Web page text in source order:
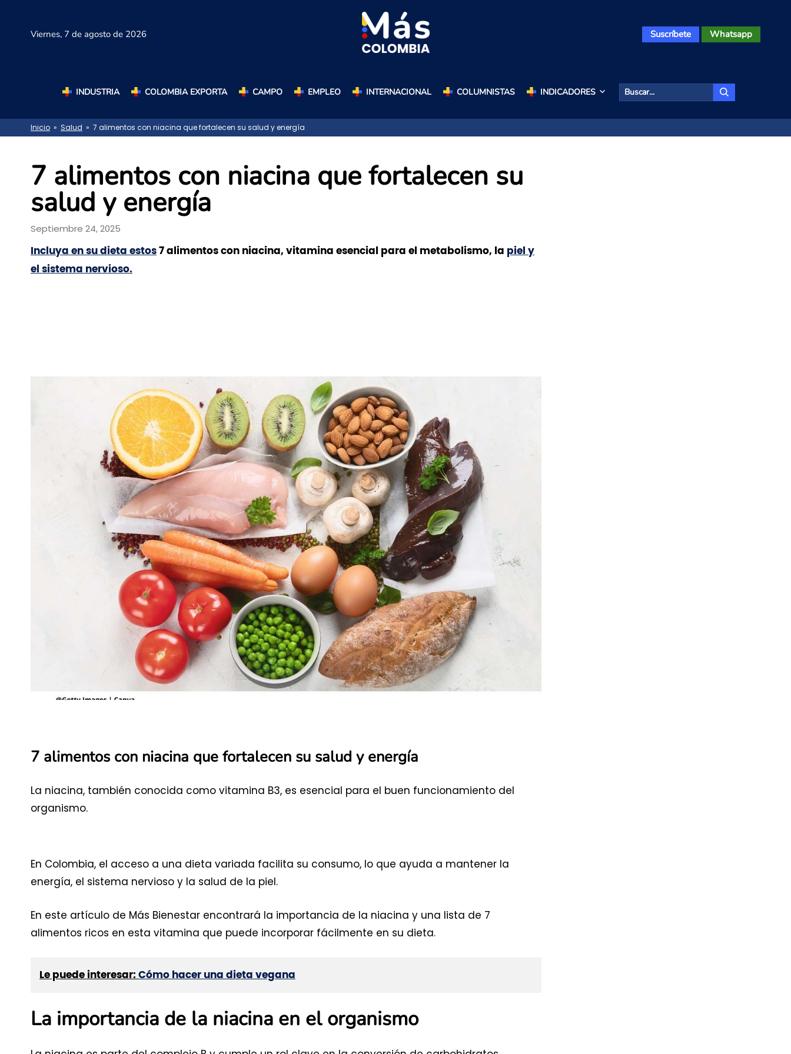
Viernes, 7 de agosto de 2026 Suscríbete Whatsapp
INDUSTRIA COLOMBIA EXPORTA CAMPO EMPLEO INTERNACIONAL COLUMNISTAS INDICADORES
Inicio » Salud » 7 alimentos con niacina que fortalecen su salud y energía
7 alimentos con niacina que fortalecen su
salud y energía
Septiembre 24, 2025
Incluya en su dieta estos 7 alimentos con niacina, vitamina esencial para el metabolismo, la piel y
el sistema nervioso.
7 alimentos con niacina que fortalecen su salud y energía
La niacina, también conocida como vitamina B3, es esencial para el buen funcionamiento del
organismo.
En Colombia, el acceso a una dieta variada facilita su consumo, lo que ayuda a mantener la
energía, el sistema nervioso y la salud de la piel.
En este artículo de Más Bienestar encontrará la importancia de la niacina y una lista de 7
alimentos ricos en esta vitamina que puede incorporar fácilmente en su dieta.
Le puede interesar: Cómo hacer una dieta vegana
La importancia de la niacina en el organismo